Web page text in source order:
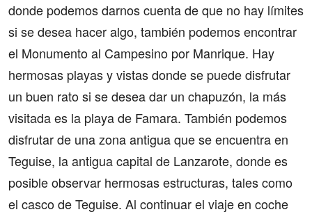
donde podemos darnos cuenta de que no hay límites
si se desea hacer algo, también podemos encontrar
el Monumento al Campesino por Manrique. Hay
hermosas playas y vistas donde se puede disfrutar
un buen rato si se desea dar un chapuzón, la más
visitada es la playa de Famara. También podemos
disfrutar de una zona antigua que se encuentra en
Teguise, la antigua capital de Lanzarote, donde es
posible observar hermosas estructuras, tales como
el casco de Teguise. Al continuar el viaje en coche